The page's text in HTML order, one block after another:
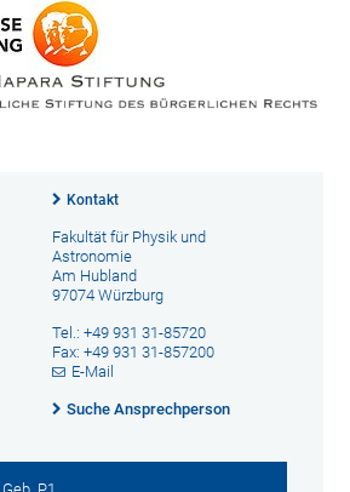
Kontakt
Fakultät für Physik und
Astronomie
Am Hubland
97074 Würzburg
Tel.: +49 931 31-85720
Fax: +49 931 31-857200
E-Mail
Suche Ansprechperson